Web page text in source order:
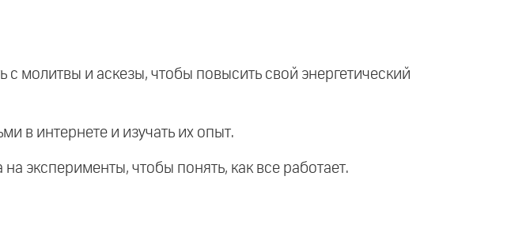
молитвы и аскезы, чтобы повысить свой энергетический
в интернете и изучать их опыт.
эксперименты, чтобы понять, как все работает.